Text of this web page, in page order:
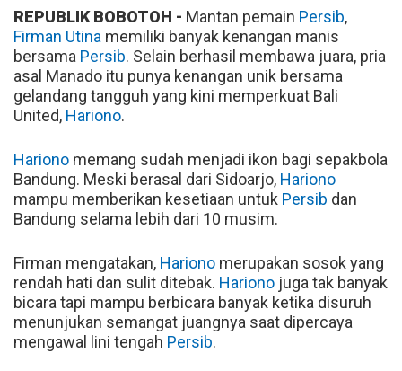
REPUBLIK BOBOTOH - Mantan pemain Persib,
Firman Utina memiliki banyak kenangan manis
bersama Persib. Selain berhasil membawa juara, pria
asal Manado itu punya kenangan unik bersama
gelandang tangguh yang kini memperkuat Bali
United, Hariono.
Hariono memang sudah menjadi ikon bagi sepakbola
Bandung. Meski berasal dari Sidoarjo, Hariono
mampu memberikan kesetiaan untuk Persib dan
Bandung selama lebih dari 10 musim.
Firman mengatakan, Hariono merupakan sosok yang
rendah hati dan sulit ditebak. Hariono juga tak banyak
bicara tapi mampu berbicara banyak ketika disuruh
menunjukan semangat juangnya saat dipercaya
mengawal lini tengah Persib.